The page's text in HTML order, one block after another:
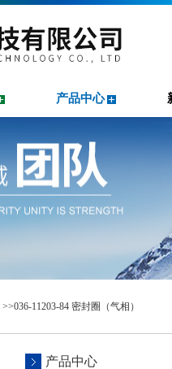
产品中心
>>036-11203-84 密封圈（气相）
产品中心